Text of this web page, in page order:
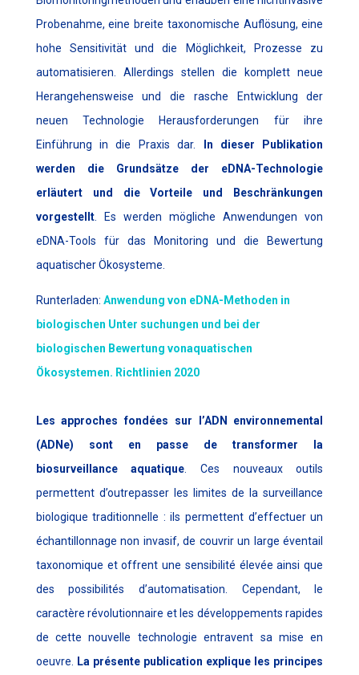
Probenahme, eine breite taxonomische Auflösung, eine
hohe Sensitivität und die Möglichkeit, Prozesse zu
automatisieren. Allerdings stellen die komplett neue
Herangehensweise und die rasche Entwicklung der
neuen Technologie Herausforderungen für ihre
Einführung in die Praxis dar.
In dieser Publikation
werden die Grundsätze der eDNA-Technologie
erläutert und die Vorteile und Beschränkungen
vorgestellt. Es werden mögliche Anwendungen von
eDNA-Tools für das Monitoring und die Bewertung
aquatischer Ökosysteme.
Runterladen: Anwendung von eDNA-Methoden in
biologischen Unter suchungen und bei der
biologischen Bewertung vonaquatischen
Ökosystemen. Richtlinien 2020
Les approches fondées sur l’ADN environnemental
(ADNe) sont en passe de transformer la
biosurveillance aquatique . Ces nouveaux outils
permettent d’outrepasser les limites de la surveillance
biologique traditionnelle : ils permettent d’effectuer un
échantillonnage non invasif, de couvrir un large éventail
taxonomique et offrent une sensibilité élevée ainsi que
des possibilités d’automatisation. Cependant, le
caractère révolutionnaire et les développements rapides
de cette nouvelle technologie entravent sa mise en
oeuvre.
La présente publication explique les principes